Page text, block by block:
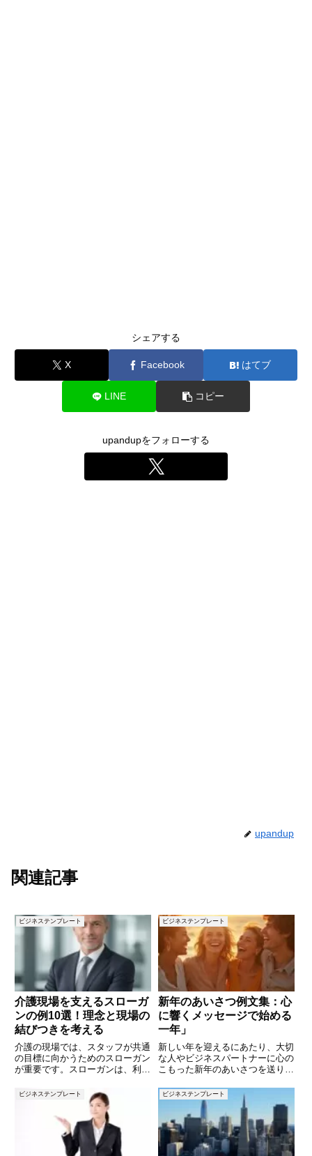
シェアする
X Facebook はてブ
LINE コピー
upandupをフォローする
upandup
関連記事
ビジネステンプレート
介護現場を支えるスローガ
ンの例10選！理念と現場の
結びつきを考える
介護の現場では、スタッフが共通
の目標に向かうためのスローガン
が重要です。スローガンは、利用
むだけでなく、スタッフの士気を
高める力も持っています。この記
事では、介護現場に適したスロー
ガンの例を10個ご紹介するとと
ビジネステンプレート
新年のあいさつ例文集：心
に響くメッセージで始める
一年」
新しい年を迎えるにあたり、大切
な人やビジネスパートナーに心の
こもった新年のあいさつを送りた
なシチュエーションに対応できる
新年のあいさつ例文を厳選してご
紹介します。友人、家族、同僚、
取引先に向けて、感謝や希望を伝
ビジネステンプレート ビジネステンプレート